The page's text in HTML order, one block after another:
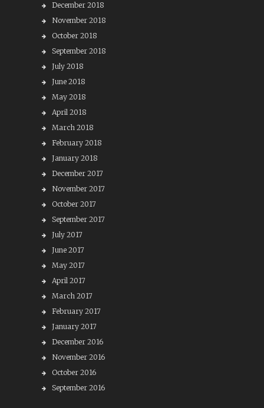
December 2018
November 2018
October 2018
September 2018
July 2018
June 2018
May 2018
April 2018
March 2018
February 2018
January 2018
December 2017
November 2017
October 2017
September 2017
July 2017
June 2017
May 2017
April 2017
March 2017
February 2017
January 2017
December 2016
November 2016
October 2016
September 2016